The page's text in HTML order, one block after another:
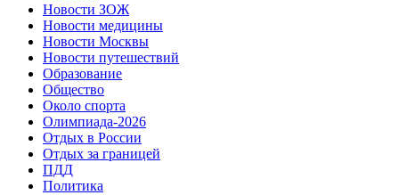
Новости ЗОЖ
Новости медицины
Новости Москвы
Новости путешествий
Образование
Общество
Около спорта
Олимпиада-2026
Отдых в России
Отдых за границей
ПДД
Политика